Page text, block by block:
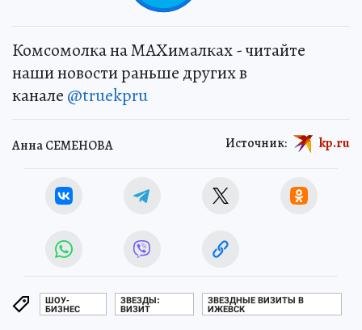
Комсомолка на MAXималках - читайте
наши новости раньше других в
канале @truekpru
Анна СЕМЕНОВА Источник: kp.ru
ШОУ-
БИЗНЕС
ЗВЕЗДЫ:
ВИЗИТ
ЗВЕЗДНЫЕ ВИЗИТЫ В
ИЖЕВСК